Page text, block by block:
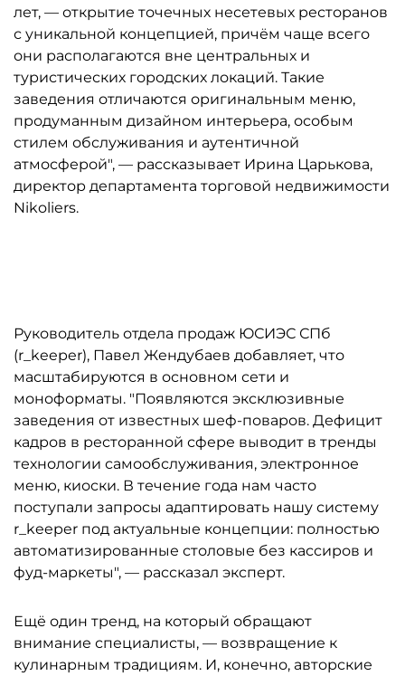
лет, — открытие точечных несетевых ресторанов
с уникальной концепцией, причём чаще всего
они располагаются вне центральных и
туристических городских локаций. Такие
заведения отличаются оригинальным меню,
продуманным дизайном интерьера, особым
стилем обслуживания и аутентичной
атмосферой", — рассказывает Ирина Царькова,
директор департамента торговой недвижимости
Nikoliers.
Руководитель отдела продаж ЮСИЭС СПб
(r_keeper), Павел Жендубаев добавляет, что
масштабируются в основном сети и
моноформаты. "Появляются эксклюзивные
заведения от известных шеф-поваров. Дефицит
кадров в ресторанной сфере выводит в тренды
технологии самообслуживания, электронное
меню, киоски. В течение года нам часто
поступали запросы адаптировать нашу систему
r_keeper под актуальные концепции: полностью
автоматизированные столовые без кассиров и
фуд-маркеты", — рассказал эксперт.
Ещё один тренд, на который обращают
внимание специалисты, — возвращение к
кулинарным традициям. И, конечно, авторские